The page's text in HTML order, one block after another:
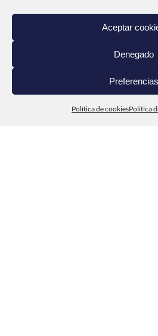
Aceptar
Denegado
Preferencias
Política de cookiesPolítica
CABO DE PEÑAS